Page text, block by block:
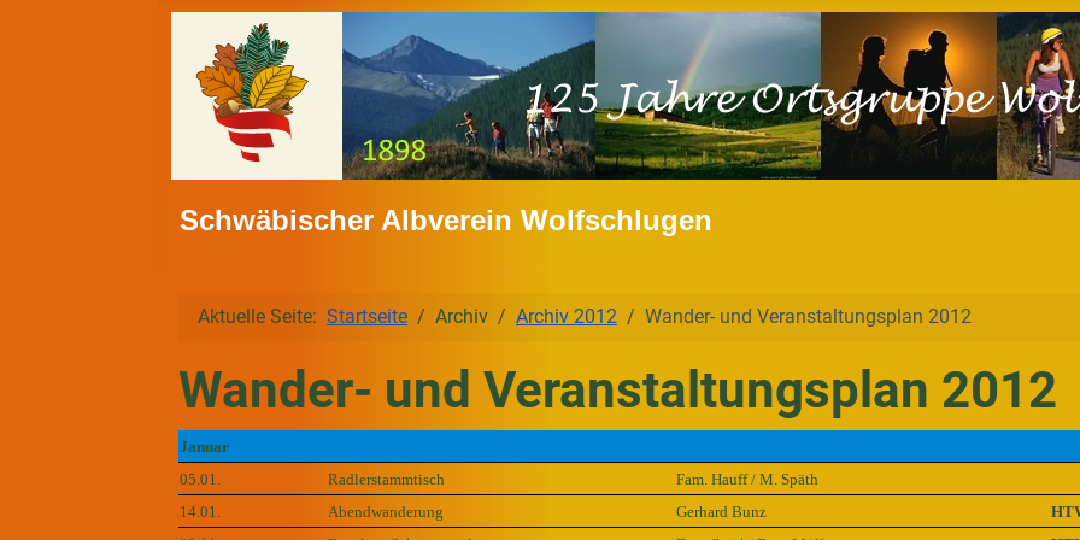
Schwäbischer Albverein Wolfschlugen
Aktuelle Seite: Startseite Archiv Archiv 2012 Wander- und Veranstaltungsplan 2012
Wander- und Veranstaltungsplan 2012
Januar
05.01.
Radlerstammtisch
Fam. Hauff / M. Späth
14.01.
Abendwanderung Gerhard Bunz